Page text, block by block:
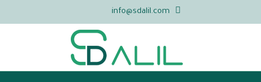
info@sdalil.com